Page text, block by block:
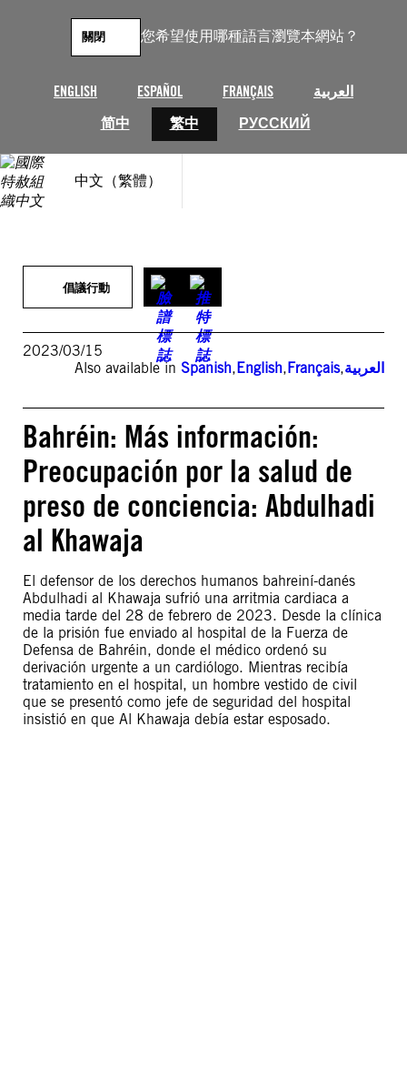
您希望使用哪種語言瀏覽本網站？
ENGLISH ESPAÑOL FRANÇAIS
العربية
简中
繁中 РУССКИЙ
關閉
中文（繁體）
倡議行動
2023/03/15
Also available in Spanish,English,Français,العربية
Bahréin: Más información:
Preocupación por la salud de
preso de conciencia: Abdulhadi
al Khawaja
El defensor de los derechos humanos bahreiní-danés
Abdulhadi al Khawaja sufrió una arritmia cardiaca a
media tarde del 28 de febrero de 2023. Desde la clínica
de la prisión fue enviado al hospital de la Fuerza de
Defensa de Bahréin, donde el médico ordenó su
derivación urgente a un cardiólogo. Mientras recibía
tratamiento en el hospital, un hombre vestido de civil
que se presentó como jefe de seguridad del hospital
insistió en que Al Khawaja debía estar esposado.